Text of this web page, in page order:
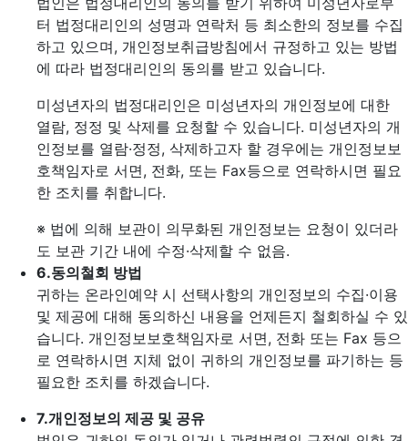
터 법정대리인의 성명과 연락처 등 최소한의 정보를 수집
하고 있으며, 개인정보취급방침에서 규정하고 있는 방법
에 따라 법정대리인의 동의를 받고 있습니다.
미성년자의 법정대리인은 미성년자의 개인정보에 대한
열람, 정정 및 삭제를 요청할 수 있습니다. 미성년자의 개
인정보를 열람·정정, 삭제하고자 할 경우에는 개인정보보
호책임자로 서면, 전화, 또는 Fax등으로 연락하시면 필요
한 조치를 취합니다.
※ 법에 의해 보관이 의무화된 개인정보는 요청이 있더라
도 보관 기간 내에 수정·삭제할 수 없음.
6.동의철회 방법
귀하는 온라인예약 시 선택사항의 개인정보의 수집·이용
및 제공에 대해 동의하신 내용을 언제든지 철회하실 수 있
습니다. 개인정보보호책임자로 서면, 전화 또는 Fax 등으
로 연락하시면 지체 없이 귀하의 개인정보를 파기하는 등
필요한 조치를 하겠습니다.
7.개인정보의 제공 및 공유